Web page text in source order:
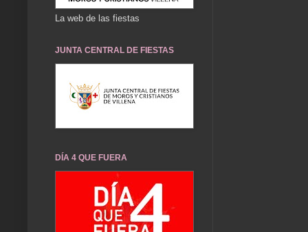
La web de las fiestas
JUNTA CENTRAL DE FIESTAS
DÍA 4 QUE FUERA